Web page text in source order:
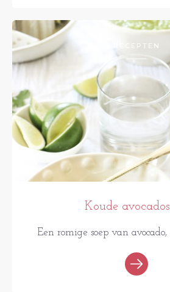
RECEPTEN
Koude
Een romige soep van avocado,